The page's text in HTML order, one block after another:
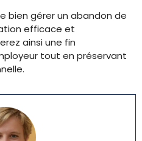
bien gérer un abandon de
efficace et
ainsi une fin
tout en préservant